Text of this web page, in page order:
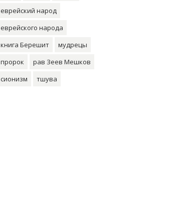
еврейский народ
еврейского народа
книга Берешит
мудрецы
пророк
рав Зеев Мешков
сионизм
тшува